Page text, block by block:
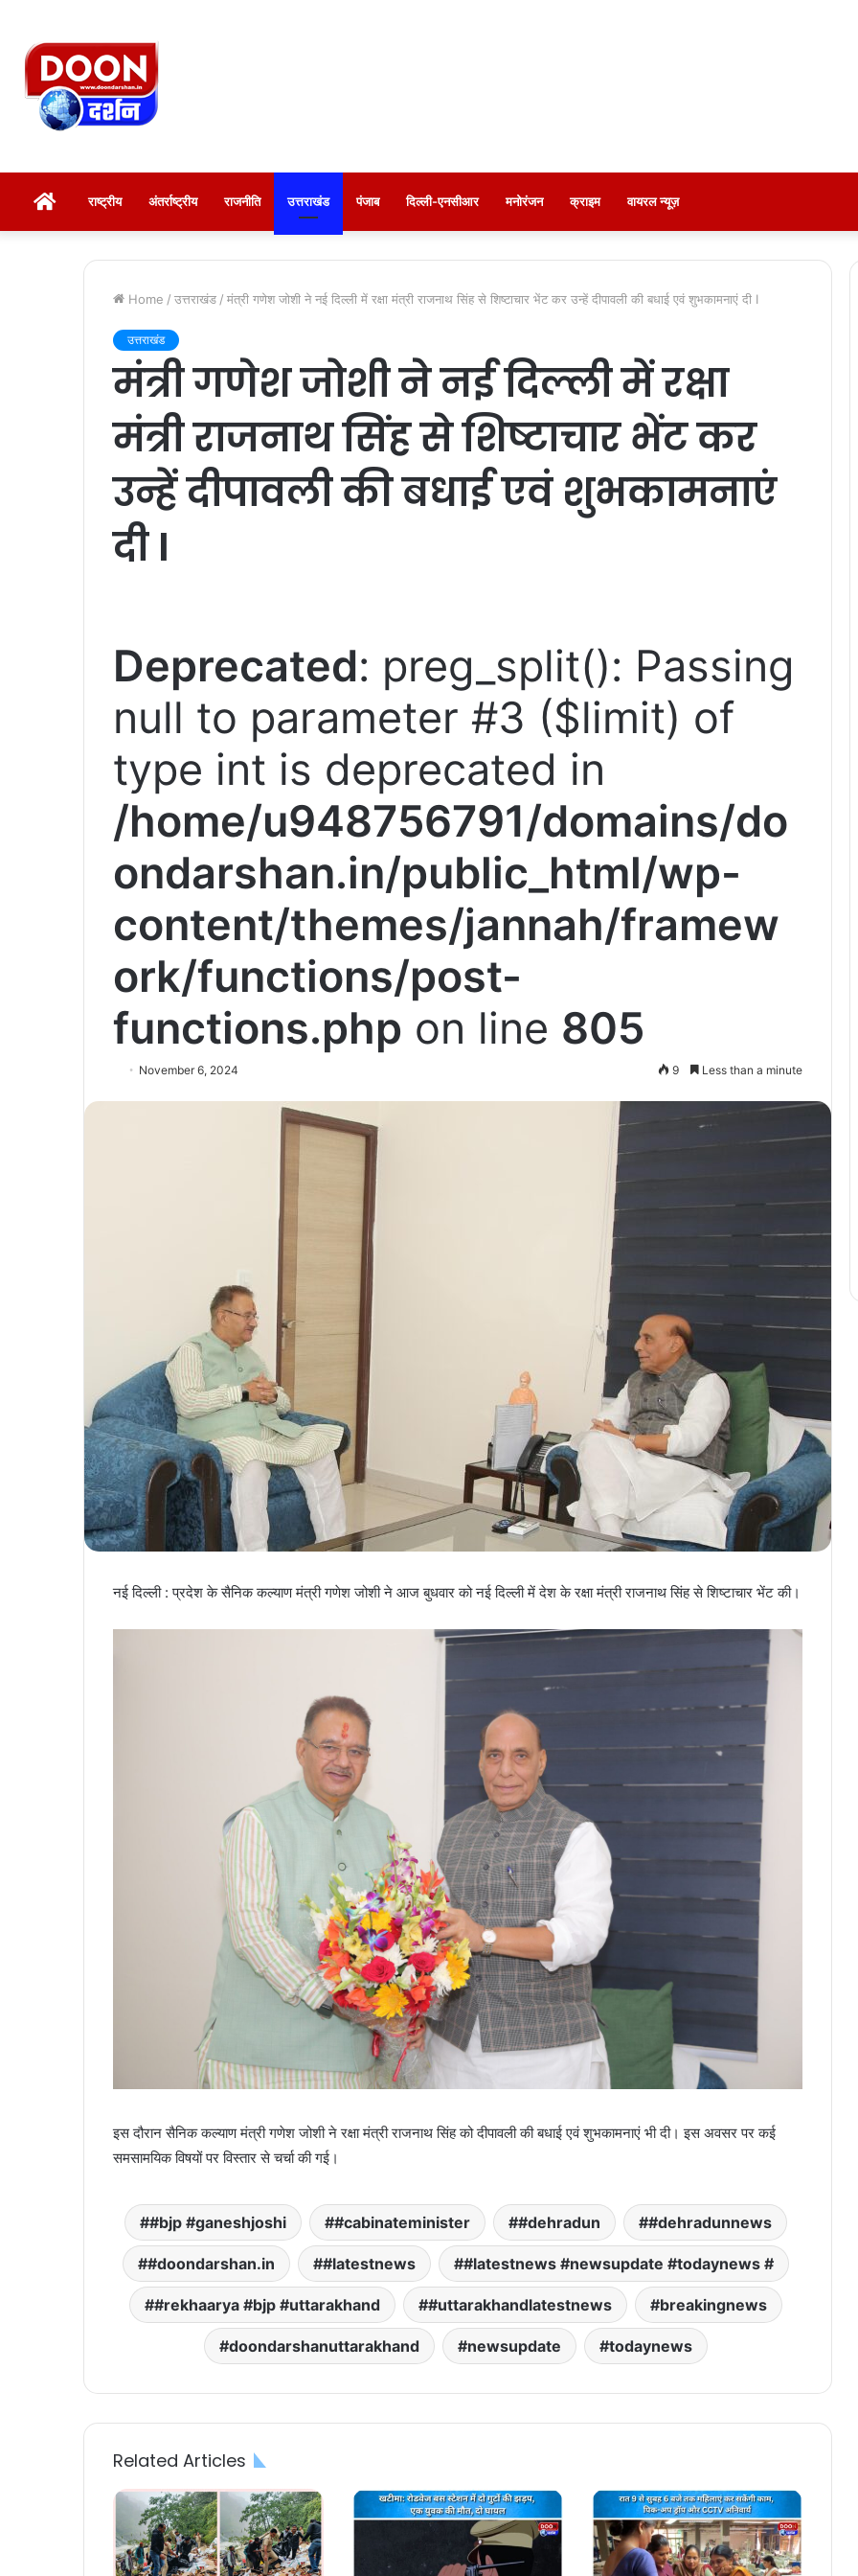
होम राष्ट्रीय अंतर्राष्ट्रीय राजनीति उत्तराखंड पंजाब दिल्ली-एनसीआर मनोरंजन क्राइम वायरल न्यूज़
Home / उत्तराखंड / मंत्री गणेश जोशी ने नई दिल्ली में रक्षा मंत्री राजनाथ सिंह से शिष्टाचार भेंट कर उन्हें दीपावली की बधाई एवं शुभकामनाएं दी I
उत्तराखंड
मंत्री गणेश जोशी ने नई दिल्ली में रक्षा
मंत्री राजनाथ सिंह से शिष्टाचार भेंट कर
उन्हें दीपावली की बधाई एवं शुभकामनाएं
दी I
Deprecated: preg_split(): Passing
null to parameter #3 ($limit) of
type int is deprecated in
/home/u948756791/domains/do
ondarshan.in/public_html/wp-
content/themes/jannah/framew
ork/functions/post-
functions.php on line 805
November 6, 2024 9 Less than a minute
नई दिल्ली : प्रदेश के सैनिक कल्याण मंत्री गणेश जोशी ने आज बुधवार को नई दिल्ली में देश के रक्षा मंत्री राजनाथ सिंह से शिष्टाचार भेंट की।
इस दौरान सैनिक कल्याण मंत्री गणेश जोशी ने रक्षा मंत्री राजनाथ सिंह को दीपावली की बधाई एवं शुभकामनाएं भी दी। इस अवसर पर कई
समसामयिक विषयों पर विस्तार से चर्चा की गई।
#bjp #ganeshjoshi #cabinateminister #dehradun #dehradunnews
#doondarshan.in #latestnews #latestnews #newsupdate #todaynews #
#rekhaarya #bjp #uttarakhand #uttarakhandlatestnews breakingnews
doondarshanuttarakhand newsupdate todaynews
Related Articles